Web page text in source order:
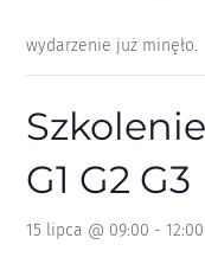
wydarzenie już minęło.
G1 G2 G3
15 lipca @ 09:00 - 12:00